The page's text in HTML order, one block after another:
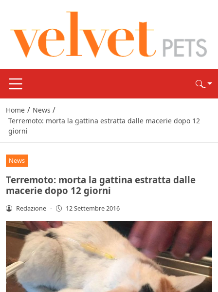
Home / News /
Terremoto: morta la gattina estratta dalle macerie dopo 12
giorni
News
Terremoto: morta la gattina estratta dalle
macerie dopo 12 giorni
Redazione - 12 Settembre 2016